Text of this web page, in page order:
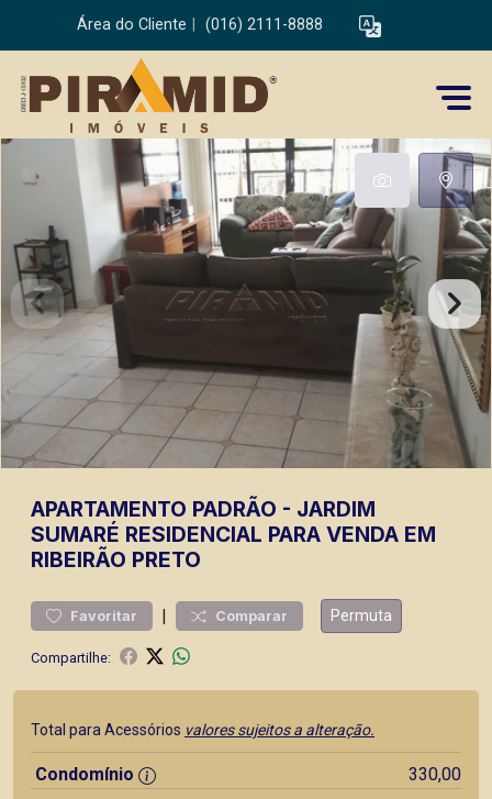
Área do Cliente (016) 2111-8888
APARTAMENTO PADRÃO - JARDIM
SUMARÉ RESIDENCIAL PARA VENDA EM
RIBEIRÃO PRETO
Favoritar | Comparar Permuta
Compartilhe:
Total para Acessórios valores sujeitos a alteração.
Condomínio
330,00